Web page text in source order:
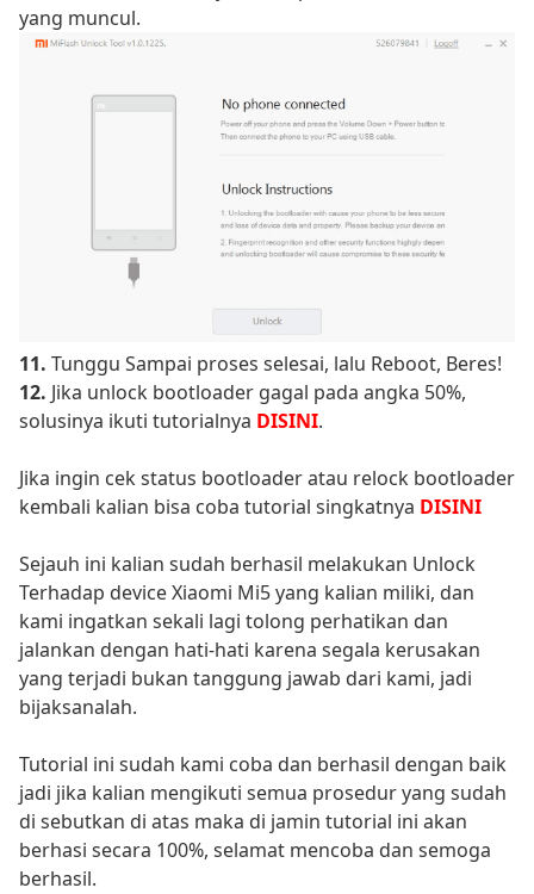
yang muncul.
11. Tunggu Sampai proses selesai, lalu Reboot, Beres!
12. Jika unlock bootloader gagal pada angka 50%,
solusinya ikuti tutorialnya DISINI.
Jika ingin cek status bootloader atau relock bootloader
kembali kalian bisa coba tutorial singkatnya DISINI
Sejauh ini kalian sudah berhasil melakukan Unlock
Terhadap device Xiaomi Mi5 yang kalian miliki, dan
kami ingatkan sekali lagi tolong perhatikan dan
jalankan dengan hati-hati karena segala kerusakan
yang terjadi bukan tanggung jawab dari kami, jadi
bijaksanalah.
Tutorial ini sudah kami coba dan berhasil dengan baik
jadi jika kalian mengikuti semua prosedur yang sudah
di sebutkan di atas maka di jamin tutorial ini akan
berhasi secara 100%, selamat mencoba dan semoga
berhasil.